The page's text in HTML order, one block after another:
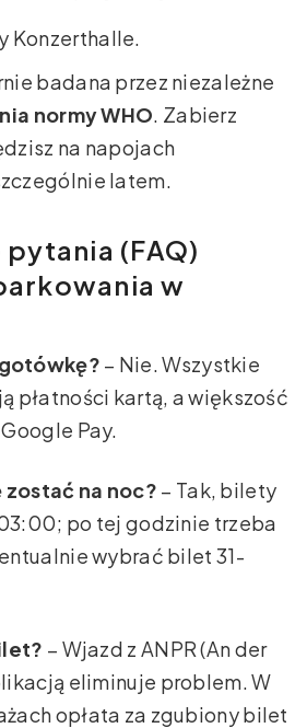
Konzerthalle.
badana przez niezależne
normy WHO. Zabierz
na napojach
latem.
(FAQ)
w
– Nie. Wszystkie
płatności kartą, a większość
Pay.
zostać na noc? – Tak, bilety
po tej godzinie trzeba
wybrać bilet 31-
– Wjazd z ANPR (An der
eliminuje problem. W
opłata za zgubiony bilet